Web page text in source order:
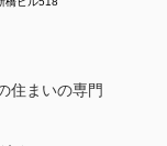
住まいの専門